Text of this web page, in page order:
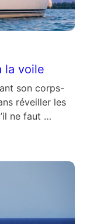
la voile
son corps-
réveiller les
ne faut …